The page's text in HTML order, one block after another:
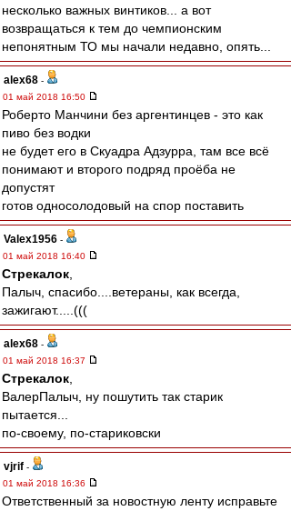
несколько важных винтиков... а вот
возвращаться к тем до чемпионским
непонятным ТО мы начали недавно, опять...
alex68 -
01 май 2018 16:50
Роберто Манчини без аргентинцев - это как
пиво без водки
не будет его в Скуадра Адзурра, там все всё
понимают и второго подряд проёба не
допустят
готов односолодовый на спор поставить
Valex1956 -
01 май 2018 16:40
Стрекалок
Палыч, спасибо....ветераны, как всегда,
зажигают.....(((
alex68 -
01 май 2018 16:37
Стрекалок
ВалерПалыч, ну пошутить так старик
пытается...
по-своему, по-стариковски
vjrif -
01 май 2018 16:36
Ответственный за новостную ленту исправьте